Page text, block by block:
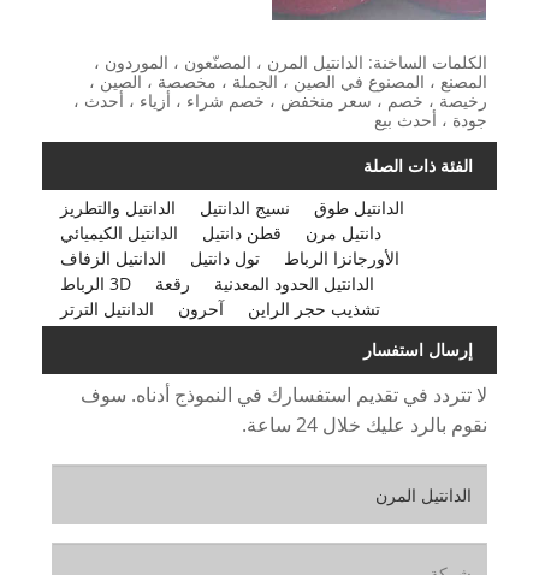
الكلمات الساخنة: الدانتيل المرن ، المصنّعون ، الموردون ،
المصنع ، المصنوع في الصين ، الجملة ، مخصصة ، الصين ،
رخيصة ، خصم ، سعر منخفض ، خصم شراء ، أزياء ، أحدث ،
جودة ، أحدث بيع
الفئة ذات الصلة
الدانتيل والتطريز
نسيج الدانتيل
الدانتيل طوق
الدانتيل الكيميائي
قطن دانتيل
دانتيل مرن
الدانتيل الزفاف
تول دانتيل
الأورجانزا الرباط
3D الرباط
رقعة
الدانتيل الحدود المعدنية
الدانتيل الترتر
آحرون
تشذيب حجر الراين
إرسال استفسار
لا تتردد في تقديم استفسارك في النموذج أدناه. سوف
نقوم بالرد عليك خلال 24 ساعة.